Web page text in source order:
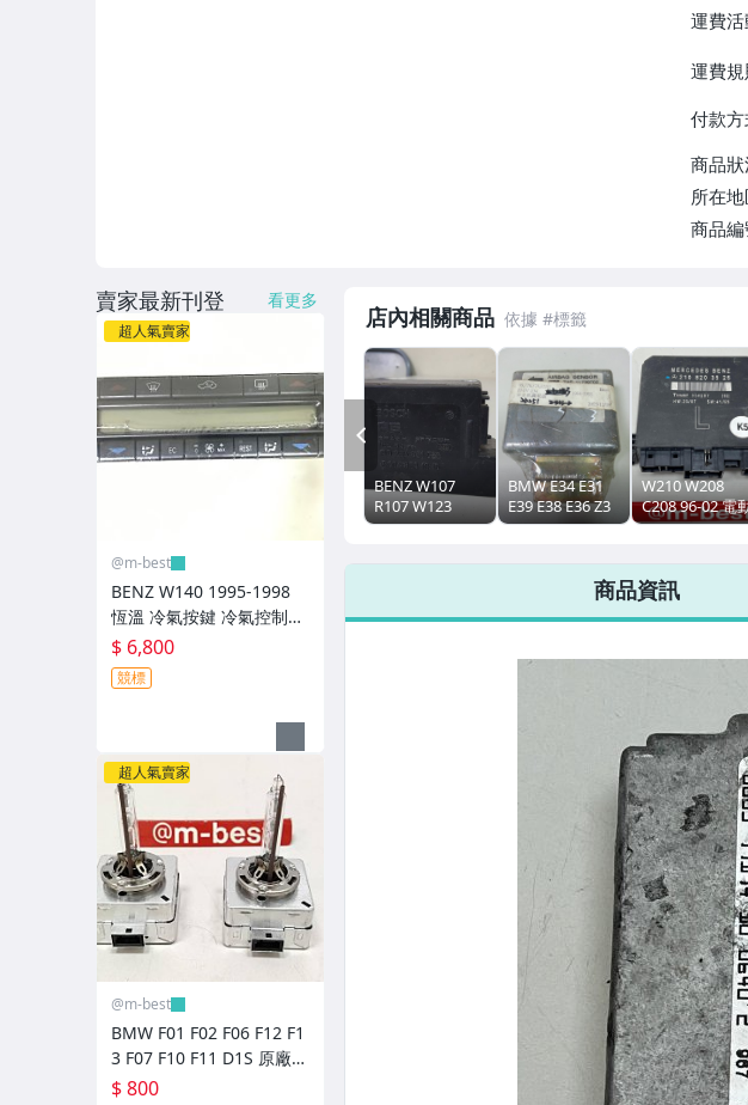
運費活
運費規
付款
商品狀
所在地
商品
店內相關商品
BENZ W107
R107 W123
W124 W129
W201 SRS 安全
品) 0048201910
BMW E34 E31
E39 E38 E36 Z3
RS 安全氣囊電
外匯拆車品)
65778374821
W210 W208
C208 96-02 電
窗電腦 電動窗
機 升降機 車門
窗戶 玻璃 (左邊.
駕駛座)(無記憶
用) 2108203526
PREV
商品資訊
賣家最新刊登 看更多
超人氣賣家
@m-best
BENZ W140 1995-1998
恆溫 冷氣按鍵 冷氣控制面
板 冷氣開關 冷氣電腦 (日
本外匯拆車品) 140830268
5
$ 6,800
競標
超人氣賣家
@m-best
BMW F01 F02 F06 F12 F1
3 F07 F10 F11 D1S 原廠規
格 HID 燈泡 (日本外匯拆
$ 800